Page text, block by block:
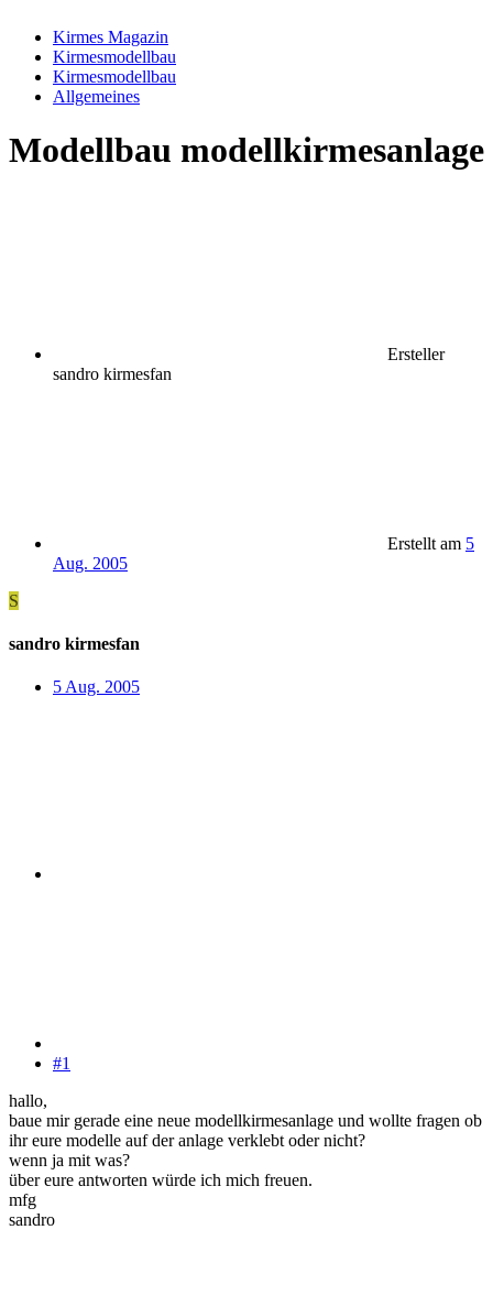
Kirmes Magazin
Kirmesmodellbau
Kirmesmodellbau
Allgemeines
Modellbau modellkirmesanlage
Ersteller
sandro kirmesfan
Erstellt am 5
Aug. 2005
S
sandro kirmesfan
5 Aug. 2005
#1
hallo,
baue mir gerade eine neue modellkirmesanlage und wollte fragen ob
ihr eure modelle auf der anlage verklebt oder nicht?
wenn ja mit was?
über eure antworten würde ich mich freuen.
mfg
sandro